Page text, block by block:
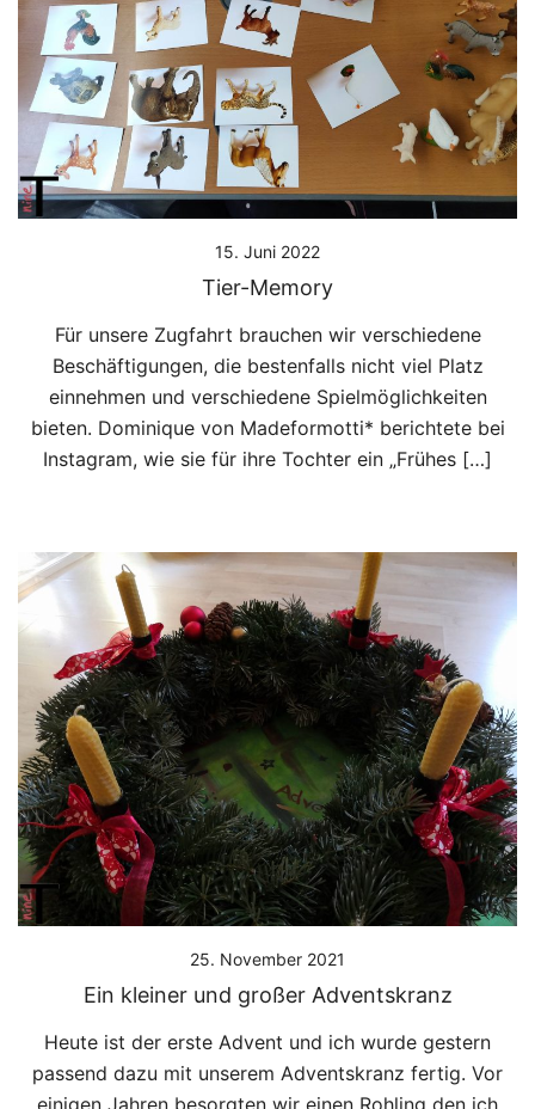
15. Juni 2022
Tier-Memory
Für unsere Zugfahrt brauchen wir verschiedene
Beschäftigungen, die bestenfalls nicht viel Platz
einnehmen und verschiedene Spielmöglichkeiten
bieten. Dominique von Madeformotti* berichtete bei
Instagram, wie sie für ihre Tochter ein „Frühes […]
25. November 2021
Ein kleiner und großer Adventskranz
Heute ist der erste Advent und ich wurde gestern
passend dazu mit unserem Adventskranz fertig. Vor